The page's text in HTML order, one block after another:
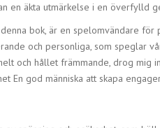
en äkta utmärkelse i en överfylld
bok, är en spelomvändare
och personliga, som speglar
och hållet främmande, drog mig
En god människa att skapa